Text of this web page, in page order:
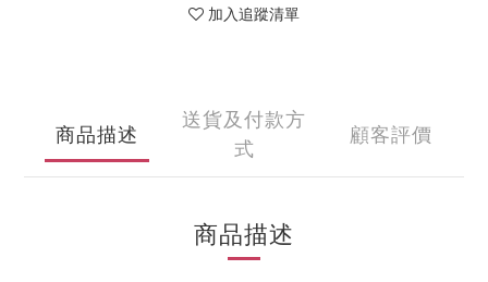
加入追蹤清單
商品描述
送貨及付款方
式
顧客評價
商品描述